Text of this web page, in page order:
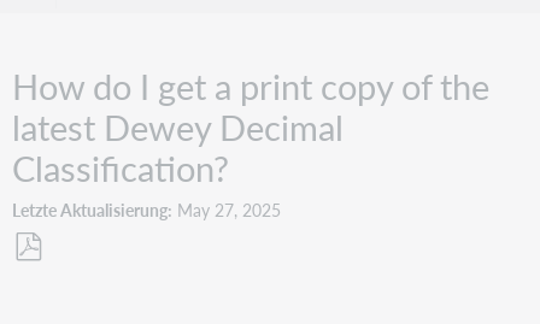
How do I get a print copy of the
latest Dewey Decimal
Classification?
Letzte Aktualisierung May 27, 2025